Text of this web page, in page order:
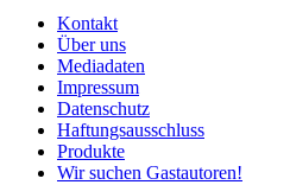
Kontakt
Über uns
Mediadaten
Impressum
Datenschutz
Haftungsausschluss
Produkte
Wir suchen Gastautoren!